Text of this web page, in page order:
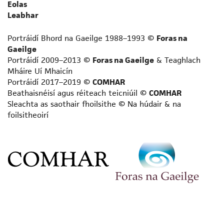
Léirmheastóir
Logainmneoir
Prós-scríbhneoir neamhfhicsin
Scríbhneoir acadúil
Scríbhneoir aistí
Scríbhneoir don aos óg
Scríbhneoir don raidió
Scríbhneoir eolaíochta
Scríbhneoir taistil
Staraí
Eolas
Leabhar
Portráidí Bhord na Gaeilge 1988–1993 © Foras na
Gaeilge
Portráidí 2009–2013 © Foras na Gaeilge & Teaghlach
Mháire Uí Mhaicín
Portráidí 2017–2019 © COMHAR
Beathaisnéisí agus réiteach teicniúil © COMHAR
Sleachta as saothair fhoilsithe © Na húdair & na
foilsitheoirí